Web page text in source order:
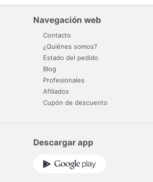
Navegación web
Contacto
¿Quiénes somos?
Estado del pedido
Blog
Profesionales
Afiliados
Cupón de descuento
Descargar app